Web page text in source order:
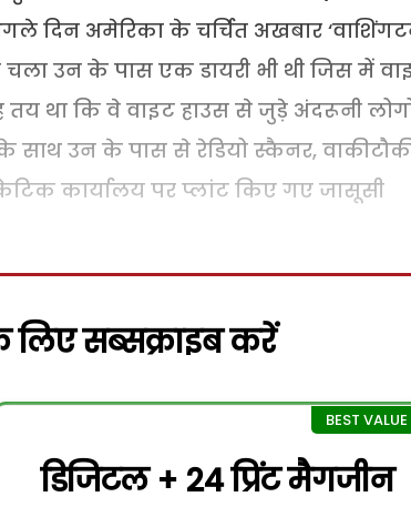
दिन अमेरिका के चर्चित अखबार
चला उन के पास एक डायरी भी थी जिस में
था कि वे वाइट हाउस से जुड़े अंदरूनी
उन के पास से रेडियो स्कैनर,
कार्यालय पर प्लांट किए गए जासूसी
सब्सक्राइब करें
डिजिटल + 24 प्रिंट मैगजीन